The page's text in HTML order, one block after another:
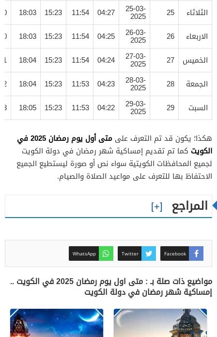
الثلاثاء
25
25-03-
2025
04:27
11:54
15:23
18:03
الاربعاء
26
26-03-
2025
04:25
11:54
15:23
18:03
الخميس
27
27-03-
2025
04:24
11:54
15:23
18:04
الجمعة
28
28-03-
2025
04:23
11:53
15:23
18:04
السبت
29
29-03-
2025
04:22
11:53
15:23
18:05
هكذا؛ يكون قد تم التعرف على
متى أول يوم رمضان 2025 في
الكويت كما تم تقديم إمساكية شهر رمضان في دولة الكويت
لجميع المحافظات الكويتية سواء نص أو صورة ليستطيع الجميع
الاحتفاظ بها للتعرف على مواعيد الصلاة والصيام.
المراجع
Facebook
Twitter
WhatsApp
مواضيع ذات صلة بـ : متى اول يوم رمضان 2025 في الكويت ..
إمساكية شهر رمضان في دولة الكويت